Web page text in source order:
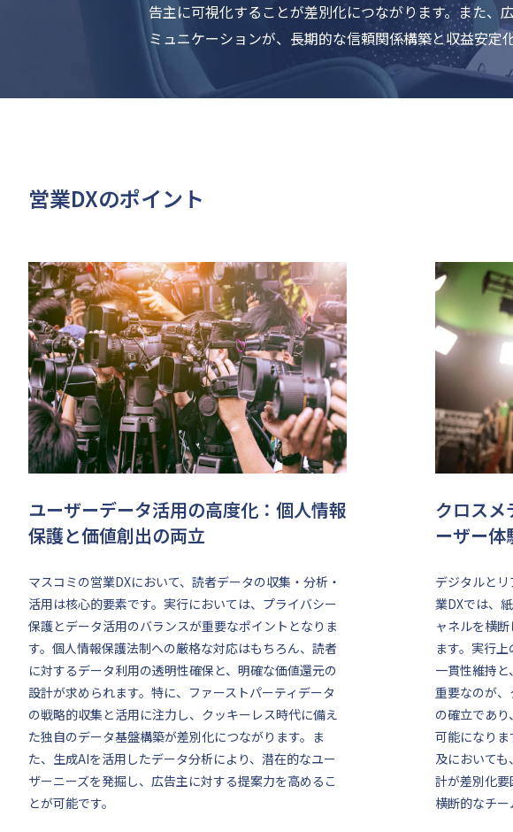
告主に可視化することが差別化につながります。また
ミュニケーションが、長期的な信頼関係構築と収益安定
営業DXのポイント
ユーザーデータ活用の高度化：個人情報
保護と価値創出の両立
マスコミの営業DXにおいて、読者データの収集・分析・
活用は核心的要素です。実行においては、プライバシー
保護とデータ活用のバランスが重要なポイントとなりま
す。個人情報保護法制への厳格な対応はもちろん、読者
に対するデータ利用の透明性確保と、明確な価値還元の
設計が求められます。特に、ファーストパーティデータ
の戦略的収集と活用に注力し、クッキーレス時代に備え
た独自のデータ基盤構築が差別化につながります。ま
た、生成AIを活用したデータ分析により、潜在的なユー
ザーニーズを発掘し、広告主に対する提案力を高めるこ
とが可能です。
クロスメ
ーザー体
デジタルと
業DXでは、
ャネルを横
ます。実行
一貫性維持
重要なのが
の確立であ
可能になり
及において
計が差別化
横断的なチー